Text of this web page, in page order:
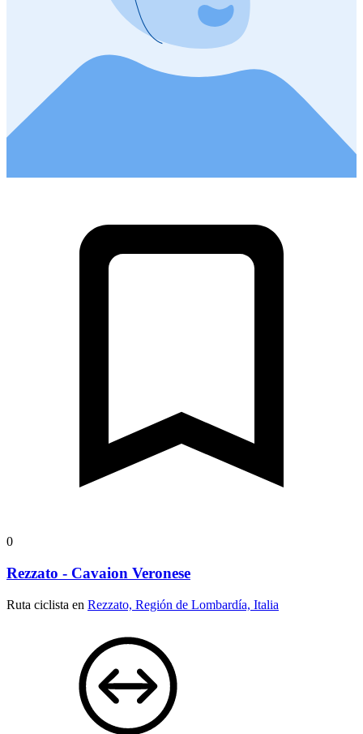
0
Rezzato - Cavaion Veronese
Ruta ciclista en Rezzato, Región de Lombardía, Italia